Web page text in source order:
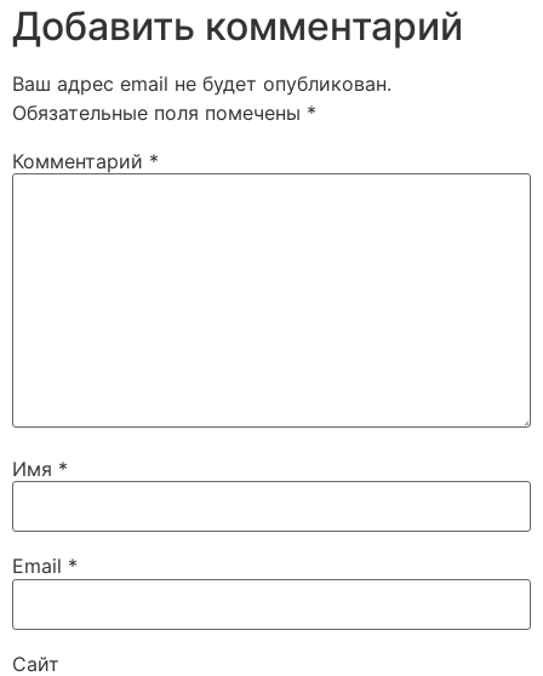
Добавить комментарий
Ваш адрес email не будет опубликован.
Обязательные поля помечены *
Комментарий *
Имя *
Email *
Сайт